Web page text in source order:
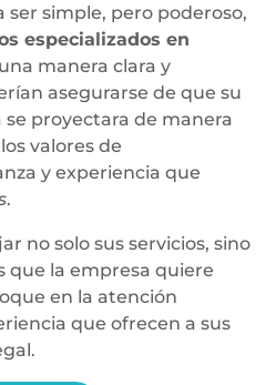
ser simple, pero poderoso,
especializados en
manera clara y
asegurarse de que su
proyectara de manera
valores de
y experiencia que
.
no solo sus servicios, sino
que la empresa quiere
en la atención
que ofrecen a sus